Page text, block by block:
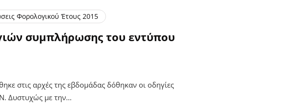
Φορολογικού Έτους 2015
συμπλήρωσης του εντύπου
στις αρχές της εβδομάδας δόθηκαν οι οδηγίες
Δυστυχώς με την…